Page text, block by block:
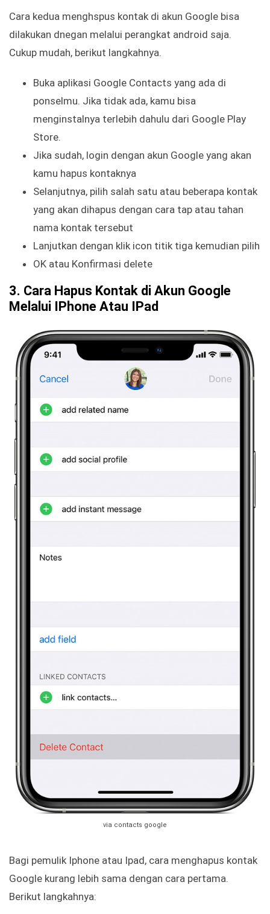
Cara kedua menghspus kontak di akun Google bisa
dilakukan dnegan melalui perangkat android saja.
Cukup mudah, berikut langkahnya.
Buka aplikasi Google Contacts yang ada di
ponselmu. Jika tidak ada, kamu bisa
menginstalnya terlebih dahulu dari Google Play
Store.
Jika sudah, login dengan akun Google yang akan
kamu hapus kontaknya
Selanjutnya, pilih salah satu atau beberapa kontak
yang akan dihapus dengan cara tap atau tahan
nama kontak tersebut
Lanjutkan dengan klik icon titik tiga kemudian pilih
OK atau Konfirmasi delete
3. Cara Hapus Kontak di Akun Google
Melalui IPhone Atau IPad
via contacts google
Bagi pemulik Iphone atau Ipad, cara menghapus kontak
Google kurang lebih sama dengan cara pertama.
Berikut langkahnya: